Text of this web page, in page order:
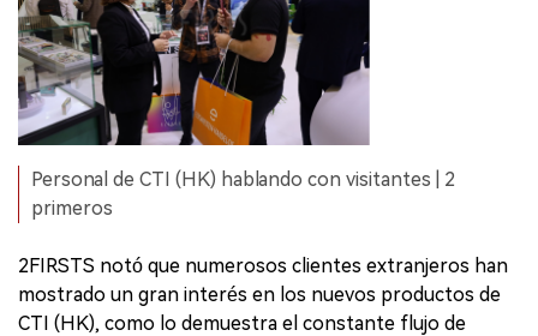
Personal de CTI (HK) hablando con visitantes | 2
primeros
2FIRSTS notó que numerosos clientes extranjeros han
mostrado un gran interés en los nuevos productos de
CTI (HK), como lo demuestra el constante flujo de